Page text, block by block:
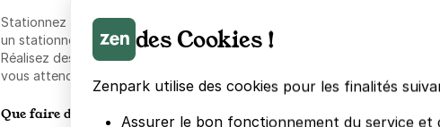
Stationnez dans ce parking avec une
un stationnement longue durée, choisissez cette formule.
Réalisez des économies tout en ayant toujours une place qui
vous attend.
Que faire dans les alentours ?
des Cookies !
Zenpark utilise des cookies pour les finalités
Assurer le bon fonctionnement du service et